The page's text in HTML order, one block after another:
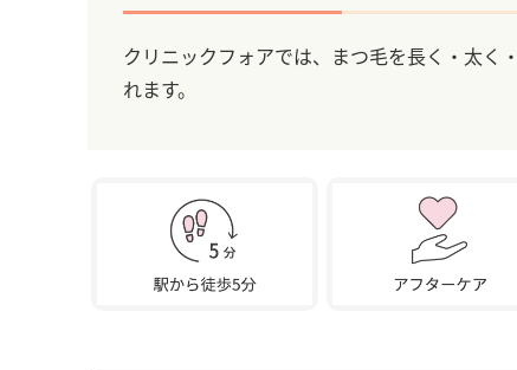
クリニックフォアでは、まつ毛を長く・太く
れます。